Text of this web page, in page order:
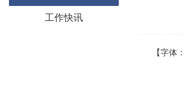
工作快讯
【字体：